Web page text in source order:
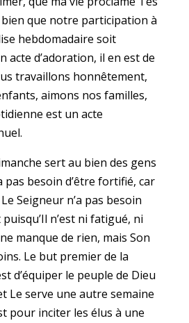
bien que notre participation à
hebdomadaire soit
acte d’adoration, il en est de
travaillons honnêtement,
aimons nos familles,
est un acte
sert au bien des gens
pas besoin d’être fortifié, car
Seigneur n’a pas besoin
n’est ni fatigué, ni
manque de rien, mais Son
Le but premier de la
d’équiper le peuple de Dieu
Le serve une autre semaine
pour inciter les élus à une